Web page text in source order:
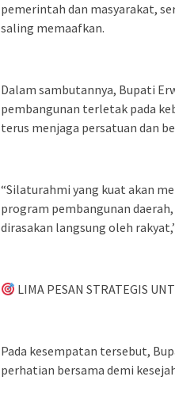
pemerintah dan masyarakat,
saling memaafkan.
Dalam sambutannya, Bupati
pembangunan terletak pada
terus menjaga persatuan dan
“Silaturahmi yang kuat akan
program pembangunan
dirasakan langsung oleh
LIMA PESAN STRATEGIS
Pada kesempatan tersebut,
perhatian bersama demi